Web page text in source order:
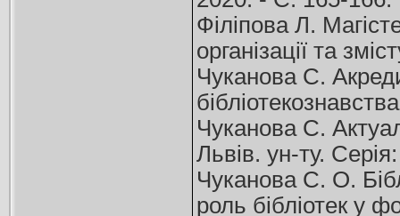
Філіпова Л.
організації та
Чуканова С.
Чуканова С.
Львів. ун-ту.
Чуканова С. О.
роль бібліотек у